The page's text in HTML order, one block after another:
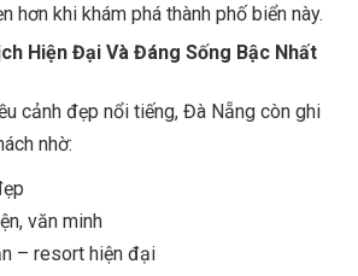
hơn khi khám phá thành phố biển này.
Hiện Đại Và Đáng Sống Bậc Nhất
cảnh đẹp nổi tiếng, Đà Nẵng còn ghi
nhờ:
văn minh
– resort hiện đại